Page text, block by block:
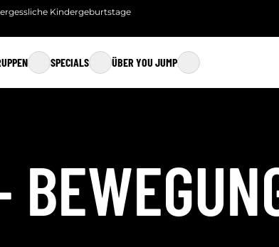
Kindergeburtstage
SPECIALS
WEEKEND JUMP
JUMP CLUB
YOU JUMP CARE
ÜBER YOU JUMP
KONTAKT
FAQ
SICHERHEIT